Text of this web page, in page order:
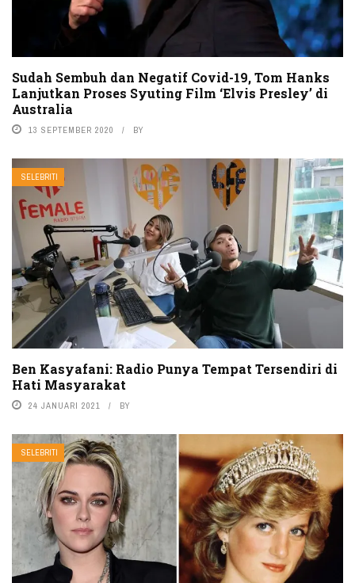
Sudah Sembuh dan Negatif Covid-19, Tom Hanks
Lanjutkan Proses Syuting Film ‘Elvis Presley’ di
Australia
13 SEPTEMBER 2020 BY
SELEBRITI
Ben Kasyafani: Radio Punya Tempat Tersendiri di
Hati Masyarakat
24 JANUARI 2021 BY
SELEBRITI